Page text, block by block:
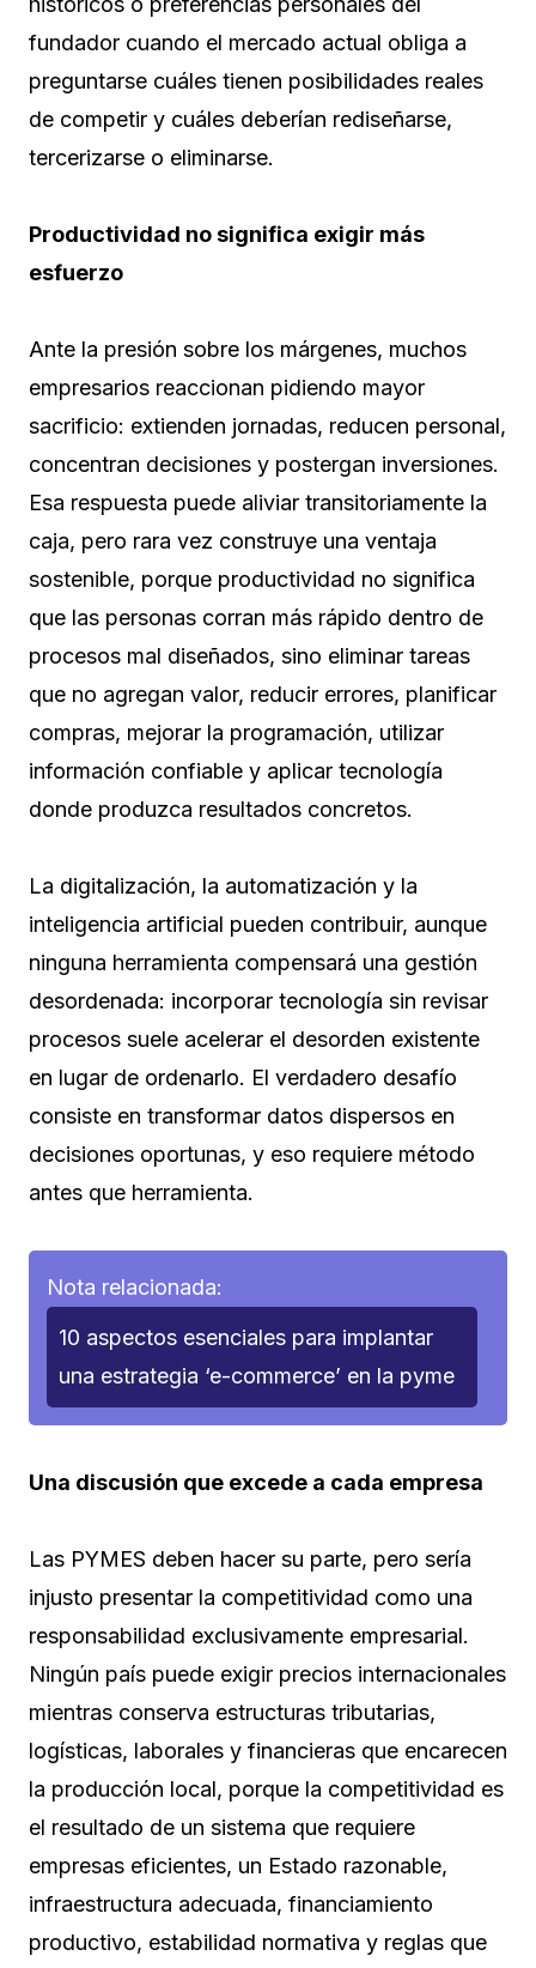
fundador cuando el mercado actual obliga a
preguntarse cuáles tienen posibilidades reales
de competir y cuáles deberían rediseñarse,
tercerizarse o eliminarse.
Productividad no significa exigir más
esfuerzo
Ante la presión sobre los márgenes, muchos
empresarios reaccionan pidiendo mayor
sacrificio: extienden jornadas, reducen personal,
concentran decisiones y postergan inversiones.
Esa respuesta puede aliviar transitoriamente la
caja, pero rara vez construye una ventaja
sostenible, porque productividad no significa
que las personas corran más rápido dentro de
procesos mal diseñados, sino eliminar tareas
que no agregan valor, reducir errores, planificar
compras, mejorar la programación, utilizar
información confiable y aplicar tecnología
donde produzca resultados concretos.
La digitalización, la automatización y la
inteligencia artificial pueden contribuir, aunque
ninguna herramienta compensará una gestión
desordenada: incorporar tecnología sin revisar
procesos suele acelerar el desorden existente
en lugar de ordenarlo. El verdadero desafío
consiste en transformar datos dispersos en
decisiones oportunas, y eso requiere método
antes que herramienta.
Nota relacionada:
10 aspectos esenciales para implantar
una estrategia ‘e-commerce’ en la pyme
Una discusión que excede a cada empresa
Las PYMES deben hacer su parte, pero sería
injusto presentar la competitividad como una
responsabilidad exclusivamente empresarial.
Ningún país puede exigir precios internacionales
mientras conserva estructuras tributarias,
logísticas, laborales y financieras que encarecen
la producción local, porque la competitividad es
el resultado de un sistema que requiere
empresas eficientes, un Estado razonable,
infraestructura adecuada, financiamiento
productivo, estabilidad normativa y reglas que